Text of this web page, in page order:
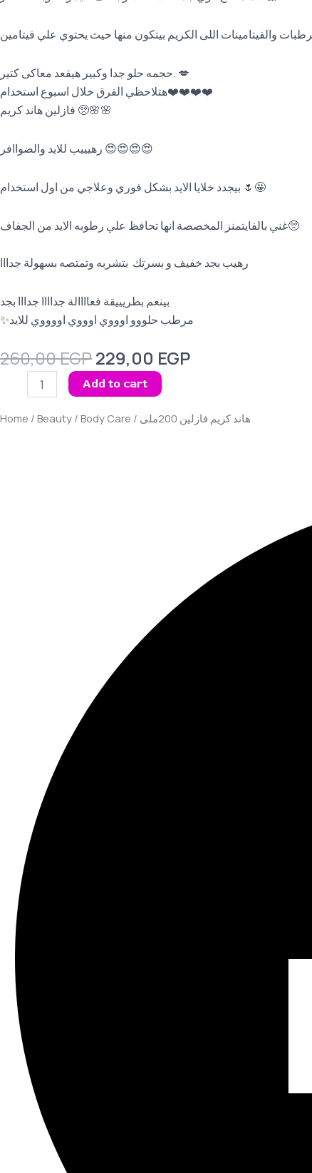
حجمه حلو جدا وكبير هيقعد معاكى كتير. 💋
هتلاحظي الفرق خلال اسبوع استخدام❤️❤️❤️❤️
فازلين هاند كريم 🥺🌸🌸
رهيييب للايد والضواافر 😍😍😍😍
بيجدد خلايا الايد بشكل فوري وعلاجي من اول استخدام 🌷🤩
غني بالفايتمنز المخصصة انها تحافظ علي رطوبه الايد من الجفاف🥺
رهيب بجد خفيف و بسرتك بتشربه وتمتصه بسهولة جدااا
‎بينعم بطريييقة فعاااالة جداااا جدااا بجد
‎✨مرطب حلووو اوووي اوووي اووووي للايد
260,00EGP229,00 EGP
Add to cart
Home / Beauty / Body Care / هاند كريم فازلين 200ملى